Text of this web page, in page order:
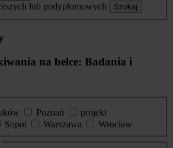
lub podyplomowych
Szukaj
na belce: Badania i
Poznań
projekt
Sopot Warszawa
Wrocław